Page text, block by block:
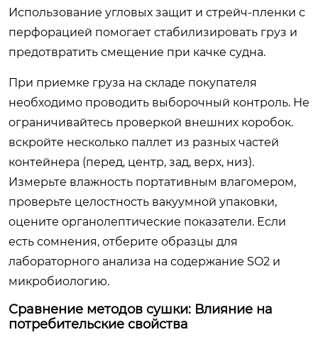
Использование угловых защит и стрейч-пленки с
перфорацией помогает стабилизировать груз и
предотвратить смещение при качке судна.
При приемке груза на складе покупателя
необходимо проводить выборочный контроль. Не
ограничивайтесь проверкой внешних коробок.
вскройте несколько паллет из разных частей
контейнера (перед, центр, зад, верх, низ).
Измерьте влажность портативным влагомером,
проверьте целостность вакуумной упаковки,
оцените органолептические показатели. Если
есть сомнения, отберите образцы для
лабораторного анализа на содержание SO2 и
микробиологию.
Сравнение методов сушки: Влияние на
потребительские свойства